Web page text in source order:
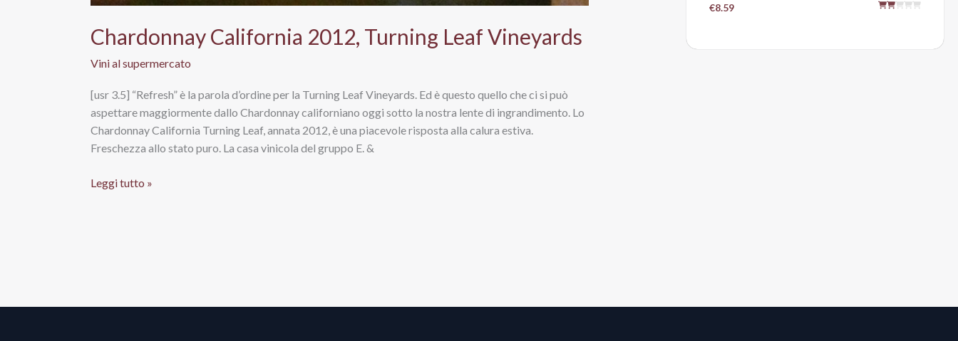
Chardonnay California 2012, Turning Leaf Vineyards
Vini al supermercato
[usr 3.5] “Refresh” è la parola d’ordine per la Turning Leaf Vineyards. Ed è questo quello che ci si può
aspettare maggiormente dallo Chardonnay californiano oggi sotto la nostra lente di ingrandimento. Lo
Chardonnay California Turning Leaf, annata 2012, è una piacevole risposta alla calura estiva.
Freschezza allo stato puro. La casa vinicola del gruppo E. &
Chardonnay
Leggi tutto »
€8.59